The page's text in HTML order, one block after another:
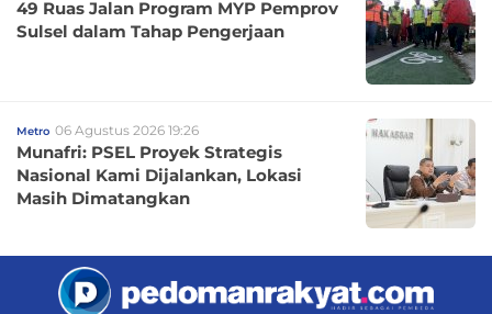
49 Ruas Jalan Program MYP Pemprov
Sulsel dalam Tahap Pengerjaan
Metro 06 Agustus 2026 19:26
Munafri: PSEL Proyek Strategis
Nasional Kami Dijalankan, Lokasi
Masih Dimatangkan